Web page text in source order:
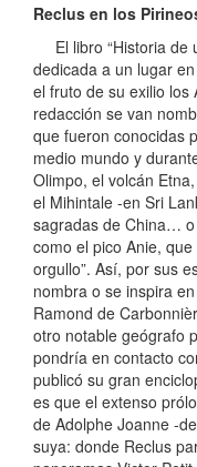
Reclus en los
El libro “Historia de
dedicada a un lugar
el fruto de su exilio los
redacción se van
que fueron conocidas
medio mundo y
Olimpo, el volcán
el Mihintale -en Sri
sagradas de China…
como el pico Anie,
orgullo”. Así, por sus
nombra o se inspira
Ramond de
otro notable geógrafo
pondría en contacto
publicó su gran
es que el extenso
de Adolphe Joanne -
suya: donde Reclus